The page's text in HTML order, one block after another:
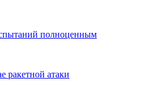
полноценным
ракетной атаки